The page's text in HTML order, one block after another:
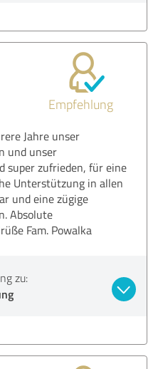
Empfehlung
Jahre unser
und unser
super zufrieden, für eine
Unterstützung in allen
und eine zügige
Absolute
Fam. Powalka
zu: